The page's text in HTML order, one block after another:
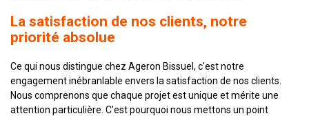
La satisfaction de nos clients, notre
priorité absolue
Ce qui nous distingue chez Ageron Bissuel, c'est notre
engagement inébranlable envers la satisfaction de nos clients.
Nous comprenons que chaque projet est unique et mérite une
attention particulière. C'est pourquoi nous mettons un point